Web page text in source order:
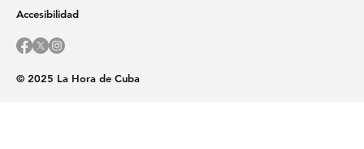
© 2025 La Hora de Cuba
Accesibilidad